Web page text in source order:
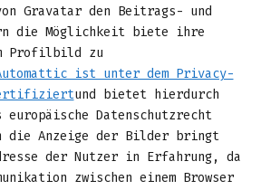
Gravatar den Beitrags- und
die Möglichkeit biete ihre
Profilbild zu
ist unter dem Privacy-
zertifiziertund bietet hierdurch
Datenschutzrecht
die Anzeige der Bilder bringt
der Nutzer in Erfahrung, da
zwischen einem Browser